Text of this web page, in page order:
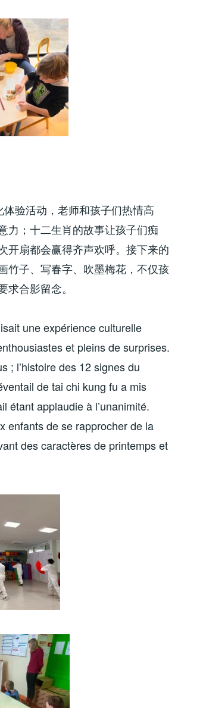
验活动，老师和孩子们热情高
力；十二生肖的故事让孩子们痴
开扇都会赢得齐声欢呼。接下来的
竹子、写春字、吹墨梅花，不仅孩
合影留念。
une expérience culturelle
et pleins de surprises.
; l’histoire des 12 signes du
de tai chi kung fu a mis
étant applaudie à l’unanimité.
enfants de se rapprocher de la
des caractères de printemps et